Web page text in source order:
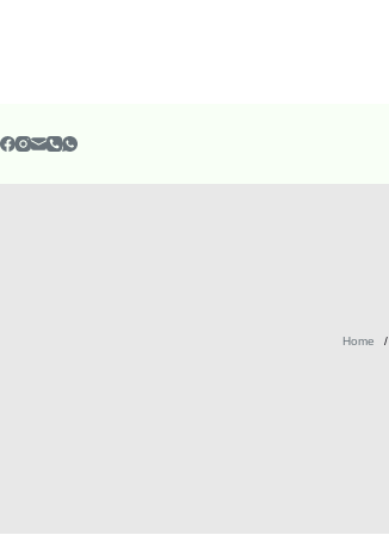
Home /